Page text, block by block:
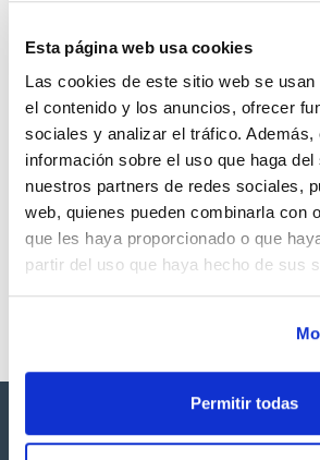
Esta página web usa cookies
Las cookies de este sitio web se
el contenido y los anuncios, ofrecer
sociales y analizar el tráfico. Además,
información sobre el uso que haga del
nuestros partners de redes sociales,
web, quienes pueden combinarla con
que les haya proporcionado o que
partir del uso que haya hecho de sus
Permitir todas
Envase
VIAL
Volumen
100 mg
Referencia
SB20981100
x 100mg
Disponibilidad
Ver stock